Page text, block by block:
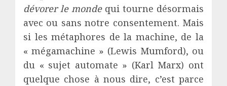
dévorer le mondequi tourne désormais
avec ou sans notre consentement. Mais
si les métaphores de la machine, de la
« mégamachine » (Lewis Mumford), ou
du « sujet automate » (Karl Marx) ont
quelque chose à nous dire, c’est parce